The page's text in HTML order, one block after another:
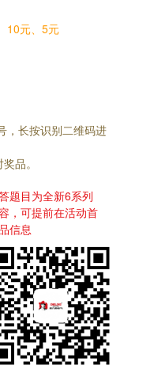
10元、5元
，长按识别二维码进
品。
题目为全新6系列
，可提前在活动首
信息